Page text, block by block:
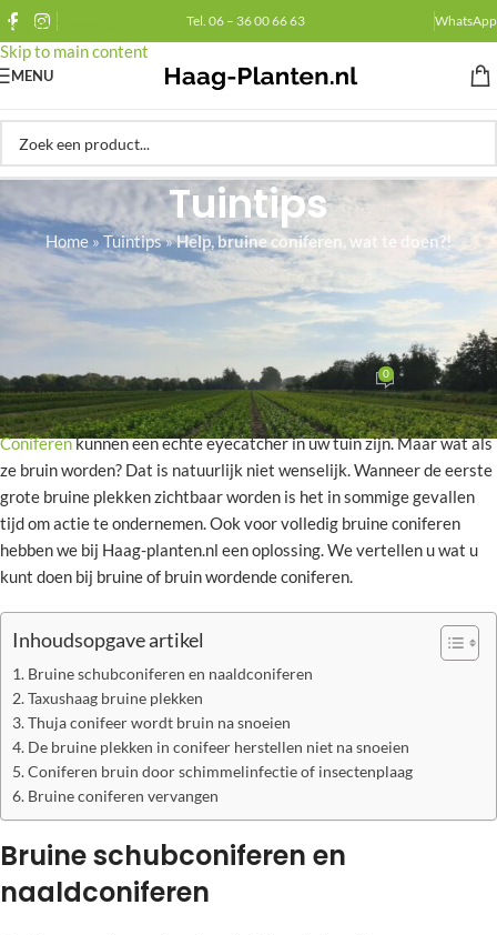
Skip to navigation
Skip to main content
Tel. 06 – 36 00 66 63 WhatsApp
MENU
Tuintips
Home » Tuintips»Help, bruine coniferen, wat te doen?!
SCHIMMELS EN ZIEKTES ,VERZORGING
Help, bruine coniferen, wat te
doen?!
Haag-planten.nlOp november 4, 2021 0
Coniferenkunnen een echte eyecatcher in uw tuin zijn. Maar wat als
ze bruin worden? Dat is natuurlijk niet wenselijk. Wanneer de eerste
grote bruine plekken zichtbaar worden is het in sommige gevallen
tijd om actie te ondernemen. Ook voor volledig bruine coniferen
hebben we bij Haag-planten.nl een oplossing. We vertellen u wat u
kunt doen bij bruine of bruin wordende coniferen.
Inhoudsopgave artikel
Bruine schubconiferen en naaldconiferen
Taxushaag bruine plekken
Thuja conifeer wordt bruin na snoeien
De bruine plekken in conifeer herstellen niet na snoeien
Coniferen bruin door schimmelinfectie of insectenplaag
Bruine coniferen vervangen
Bruine schubconiferen en
naaldconiferen